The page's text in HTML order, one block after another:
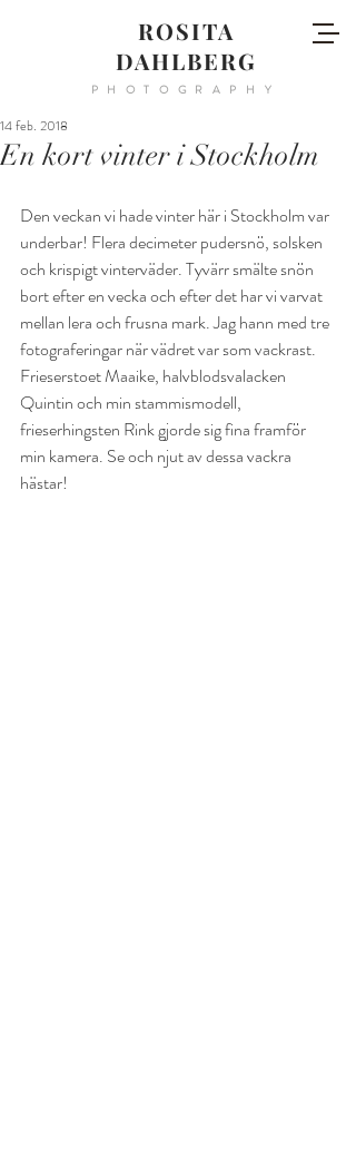
ROSITA
DAHLBERG
PHOTOGRAPHY
En kort vinter i Stockholm
14 feb. 2018
Den veckan vi hade vinter här i Stockholm var
underbar! Flera decimeter pudersnö, solsken
och krispigt vinterväder. Tyvärr smälte snön
bort efter en vecka och efter det har vi varvat
mellan lera och frusna mark. Jag hann med tre
fotograferingar när vädret var som vackrast.
Frieserstoet Maaike, halvblodsvalacken
Quintin och min stammismodell,
frieserhingsten Rink gjorde sig fina framför
min kamera. Se och njut av dessa vackra
hästar!